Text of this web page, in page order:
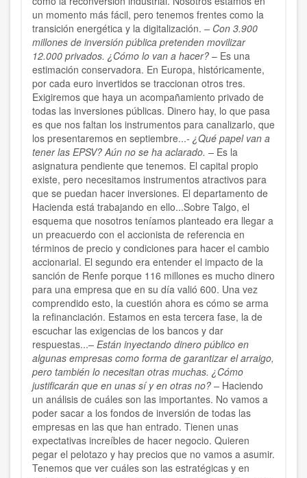
un momento más fácil, pero tenemos frentes como la
transición energética y la digitalización. – Con 3.900
millones de inversión pública pretenden movilizar
12.000 privados. ¿Cómo lo van a hacer? – Es una
estimación conservadora. En Europa, históricamente,
por cada euro invertidos se traccionan otros tres.
Exigiremos que haya un acompañamiento privado de
todas las inversiones públicas. Dinero hay, lo que pasa
es que nos faltan los instrumentos para canalizarlo, que
los presentaremos en septiembre...- ¿Qué papel van a
tener las EPSV? Aún no se ha aclarado. – Es la
asignatura pendiente que tenemos. El capital propio
existe, pero necesitamos instrumentos atractivos para
que se puedan hacer inversiones. El departamento de
Hacienda está trabajando en ello...Sobre Talgo, el
esquema que nosotros teníamos planteado era llegar a
un preacuerdo con el accionista de referencia en
términos de precio y condiciones para hacer el cambio
accionarial. El segundo era entender el impacto de la
sanción de Renfe porque 116 millones es mucho dinero
para una empresa que en su día valió 600. Una vez
comprendido esto, la cuestión ahora es cómo se arma
la refinanciación. Estamos en esta tercera fase, la de
escuchar las exigencias de los bancos y dar
respuestas...– Están inyectando dinero público en
algunas empresas como forma de garantizar el arraigo,
pero también lo necesitan otras muchas. ¿Cómo
justificarán que en unas sí y en otras no? – Haciendo
un análisis de cuáles son las importantes. No vamos a
poder sacar a los fondos de inversión de todas las
empresas en las que han entrado. Tienen unas
expectativas increíbles de hacer negocio. Quieren
pegar el pelotazo y hay precios que no vamos a asumir.
Tenemos que ver cuáles son las estratégicas y en